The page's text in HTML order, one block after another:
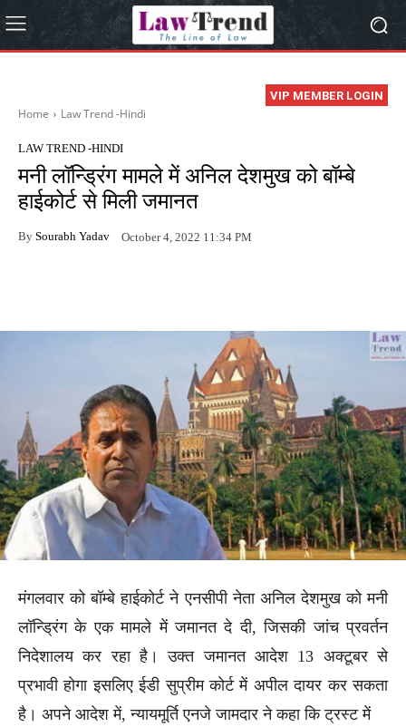
VIP MEMBER LOGIN
Home Law Trend -Hindi
LAW TREND -HINDI
मनी लॉन्ड्रिंग मामले में अनिल देशमुख को बॉम्बे
हाईकोर्ट से मिली जमानत
By Sourabh Yadav October 4, 2022 11:34 PM
मंगलवार को बॉम्बे हाईकोर्ट ने एनसीपी नेता अनिल देशमुख को मनी
लॉन्ड्रिंग के एक मामले में जमानत दे दी, जिसकी जांच प्रवर्तन
निदेशालय कर रहा है। उक्त जमानत आदेश 13 अक्टूबर से
प्रभावी होगा इसलिए ईडी सुप्रीम कोर्ट में अपील दायर कर सकता
है। अपने आदेश में, न्यायमूर्ति एनजे जामदार ने कहा कि ट्रस्ट में